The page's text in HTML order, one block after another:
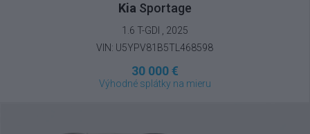
Kia Sportage
1.6 T-GDI , 2025
VIN: U5YPV81B5TL468598
30 000 €
Výhodné splátky na mieru